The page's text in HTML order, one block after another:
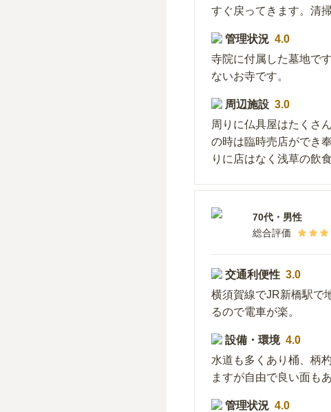
すぐ戻ってきます。清
管理状況 4.0
寺院に付属した墓地で
ないお寺です。
周辺施設 3.0
周りに仏具屋はたくさ
の時は臨時売店ができ
りに店はなく浅草の飲
70代 ・ 男性
総合評価
交通利便性 3.0
横須賀線でJR新橋駅で
るので電車が楽。
設備・環境 4.0
水道も多くあり桶、柄
ますが自由で良い面も
管理状況 4.0